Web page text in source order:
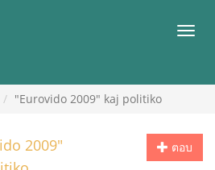
เมนู
"Eurovido 2009" kaj politiko
ตอบ
2009"